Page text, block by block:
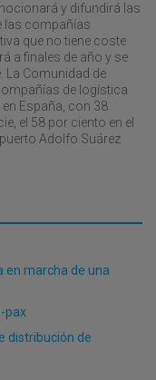
y difundirá las
las compañías
que no tiene coste
a finales de año y se
Comunidad de
de logística
España, con 38
el 58 por ciento en el
Adolfo Suárez
en marcha de una
pax
distribución de